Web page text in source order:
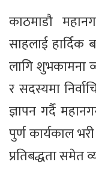
काठमाडौ
साहलाई हार्दिक
लागि शुभकामना
र सदस्यमा
ज्ञापन गर्दै
पुर्ण कार्यकाल
प्रतिबद्धता समेत